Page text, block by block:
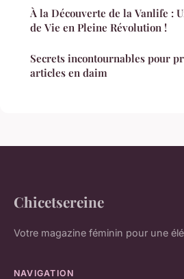
À la Découverte de la Vanlife :
de Vie en Pleine Révolution !
Secrets incontournables pour
articles en daim
Chicetsereine
Votre magazine féminin pour une
NAVIGATION